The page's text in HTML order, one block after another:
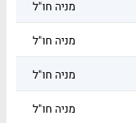
מניה חו"ל
מניה חו"ל
מניה חו"ל
מניה חו"ל